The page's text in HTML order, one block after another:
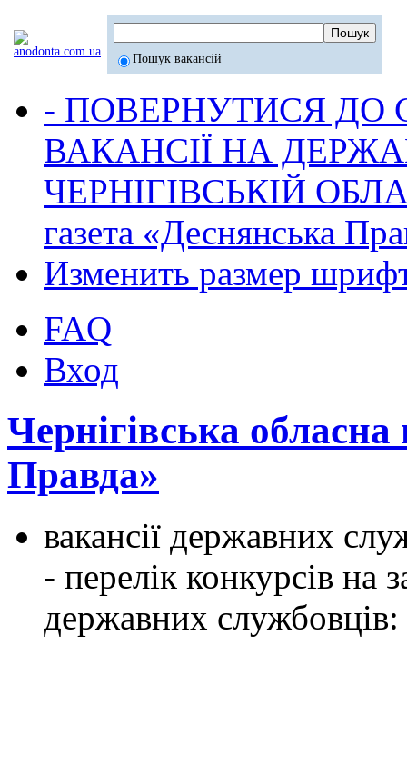
Пошук вакансій
- ПОВЕРНУТИСЯ ДО
ВАКАНСІЇ НА
ЧЕРНІГІВСЬКІЙ
газета «Деснянська
Изменить размер
FAQ
Вход
Чернігівська
Правда»
вакансії державних
- перелік конкурсів на
державних службовців: